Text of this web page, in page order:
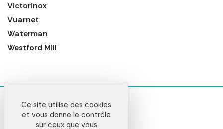
Victorinox
Vuarnet
Waterman
Westford Mill
Ce site utilise des cookies
et vous donne le contrôle
sur ceux que vous